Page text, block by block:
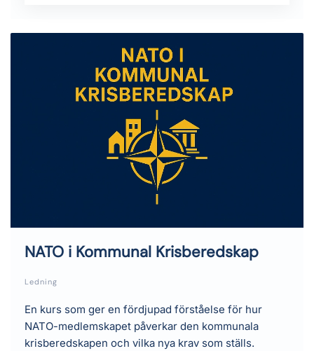
NATO i Kommunal Krisberedskap
Ledning
En kurs som ger en fördjupad förståelse för hur
NATO-medlemskapet påverkar den kommunala
krisberedskapen och vilka nya krav som ställs.